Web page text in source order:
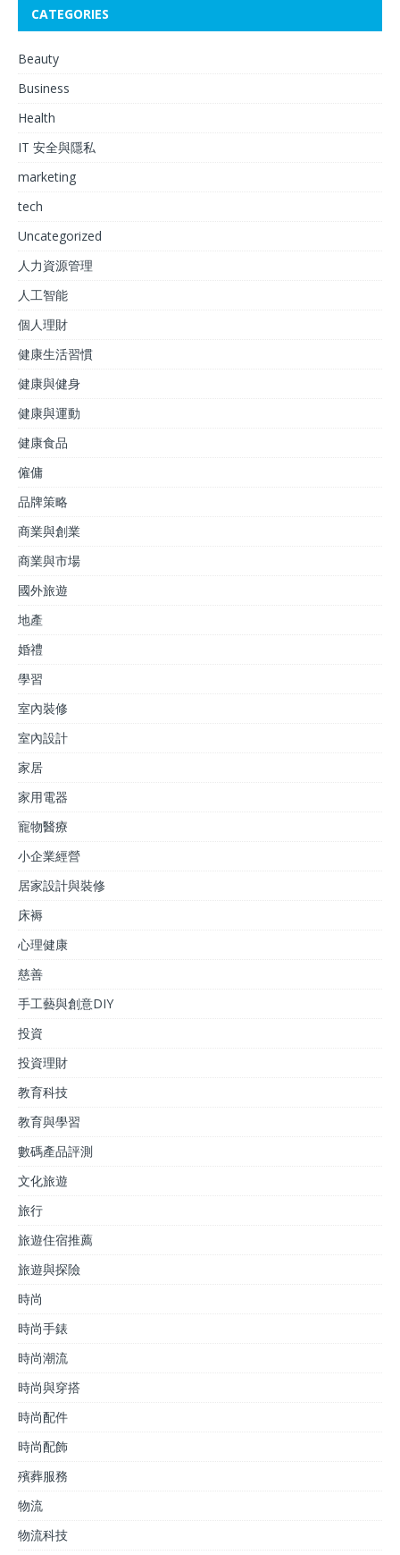
CATEGORIES
Beauty
Business
Health
IT 安全與隱私
marketing
tech
Uncategorized
人力資源管理
人工智能
個人理財
健康生活習慣
健康與健身
健康與運動
健康食品
僱傭
品牌策略
商業與創業
商業與市場
國外旅遊
地產
婚禮
學習
室內裝修
室內設計
家居
家用電器
寵物醫療
小企業經營
居家設計與裝修
床褥
心理健康
慈善
手工藝與創意DIY
投資
投資理財
教育科技
教育與學習
數碼產品評測
文化旅遊
旅行
旅遊住宿推薦
旅遊與探險
時尚
時尚手錶
時尚潮流
時尚與穿搭
時尚配件
時尚配飾
殯葬服務
物流
物流科技